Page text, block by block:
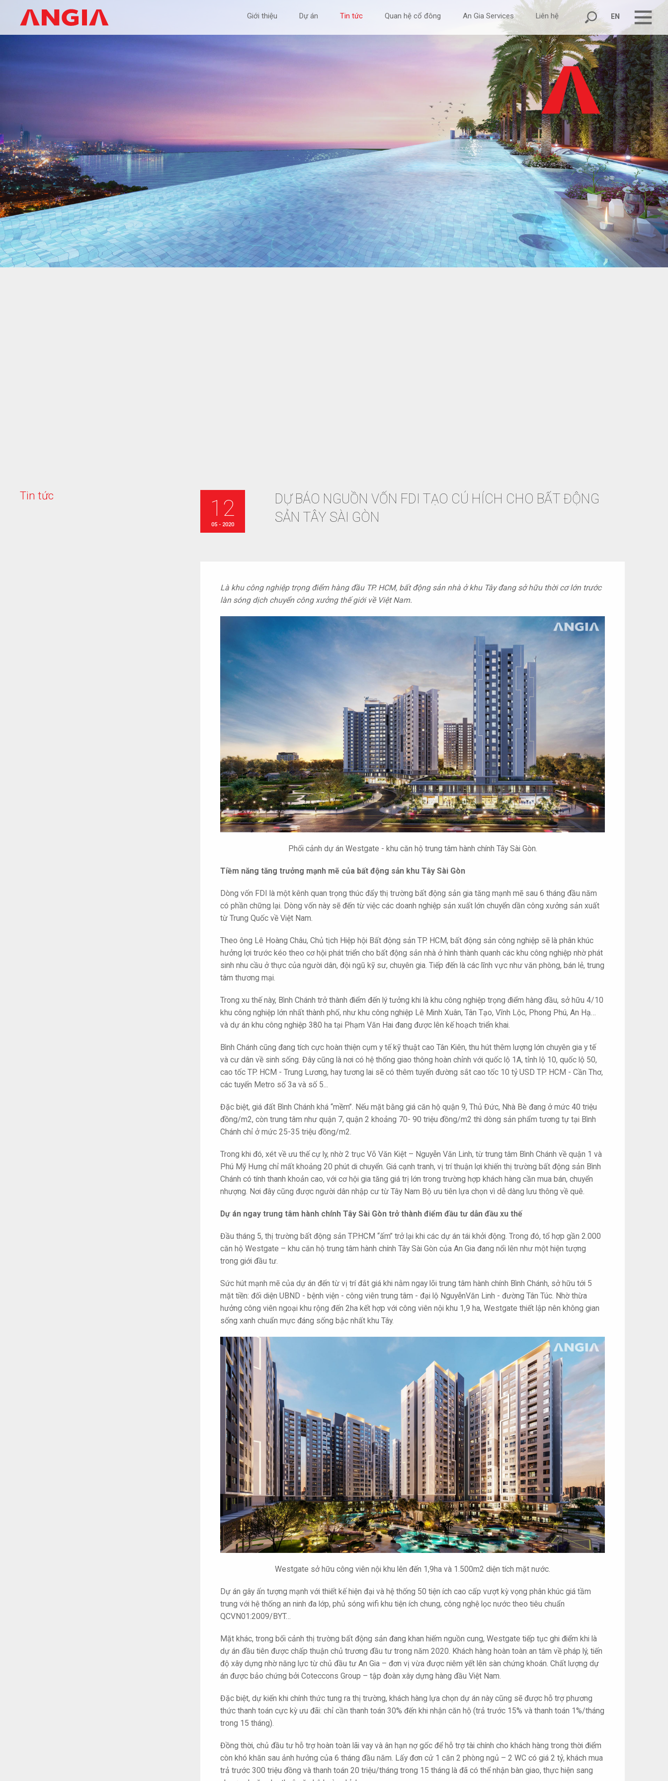
EN
Giới thiệu Dự án Tin tức Quan hệ cổ đông An Gia Services Liên hệ
Tin tức
DỰ BÁO NGUỒN VỐN FDI TẠO CÚ HÍCH CHO BẤT ĐỘNG
SẢN TÂY SÀI GÒN
12
05 - 2020
Là khu công nghiệp trọng điểm hàng đầu TP. HCM, bất động sản nhà ở khu Tây đang sở hữu thời cơ lớn trước
làn sóng dịch chuyển công xưởng thế giới về Việt Nam.
Phối cảnh dự án Westgate - khu căn hộ trung tâm hành chính Tây Sài Gòn.
Tiềm năng tăng trưởng mạnh mẽ của bất động sản khu Tây Sài Gòn
Dòng vốn FDI là một kênh quan trọng thúc đẩy thị trường bất động sản gia tăng mạnh mẽ sau 6 tháng đầu năm
có phần chững lại. Dòng vốn này sẽ đến từ việc các doanh nghiệp sản xuất lớn chuyển dần công xưởng sản xuất
từ Trung Quốc về Việt Nam.
Theo ông Lê Hoàng Châu, Chủ tịch Hiệp hội Bất động sản TP. HCM, bất động sản công nghiệp sẽ là phân khúc
hưởng lợi trước kéo theo cơ hội phát triển cho bất động sản nhà ở hình thành quanh các khu công nghiệp nhờ phát
sinh nhu cầu ở thực của người dân, đội ngũ kỹ sư, chuyên gia. Tiếp đến là các lĩnh vực như văn phòng, bán lẻ, trung
tâm thương mại.
Trong xu thế này, Bình Chánh trở thành điểm đến lý tưởng khi là khu công nghiệp trọng điểm hàng đầu, sở hữu 4/10
khu công nghiệp lớn nhất thành phố, như khu công nghiệp Lê Minh Xuân, Tân Tạo, Vĩnh Lộc, Phong Phú, An Hạ…
và dự án khu công nghiệp 380 ha tại Phạm Văn Hai đang được lên kế hoạch triển khai.
Bình Chánh cũng đang tích cực hoàn thiện cụm y tế kỹ thuật cao Tân Kiên, thu hút thêm lượng lớn chuyên gia y tế
và cư dân về sinh sống. Đây cũng là nơi có hệ thống giao thông hoàn chỉnh với quốc lộ 1A, tỉnh lộ 10, quốc lộ 50,
cao tốc TP. HCM - Trung Lương, hay tương lai sẽ có thêm tuyến đường sắt cao tốc 10 tỷ USD TP. HCM - Cần Thơ,
các tuyến Metro số 3a và số 5...
Đặc biệt, giá đất Bình Chánh khá “mềm”. Nếu mặt bằng giá căn hộ quận 9, Thủ Đức, Nhà Bè đang ở mức 40 triệu
đồng/m2, còn trung tâm như quận 7, quận 2 khoảng 70- 90 triệu đồng/m2 thì dòng sản phẩm tương tự tại Bình
Chánh chỉ ở mức 25-35 triệu đồng/m2.
Trong khi đó, xét về ưu thế cự ly, nhờ 2 trục Võ Văn Kiệt – Nguyễn Văn Linh, từ trung tâm Bình Chánh về quận 1 và
Phú Mỹ Hưng chỉ mất khoảng 20 phút di chuyển. Giá cạnh tranh, vị trí thuận lợi khiến thị trường bất động sản Bình
Chánh có tính thanh khoản cao, với cơ hội gia tăng giá trị lớn trong trường hợp khách hàng cần mua bán, chuyển
nhượng. Nơi đây cũng được người dân nhập cư từ Tây Nam Bộ ưu tiên lựa chọn vì dễ dàng lưu thông về quê.
Dự án ngay trung tâm hành chính Tây Sài Gòn trở thành điểm đầu tư dẫn đầu xu thế
Đầu tháng 5, thị trường bất động sản TP.HCM “ấm” trở lại khi các dự án tái khởi động. Trong đó, tổ hợp gần 2.000
căn hộ Westgate – khu căn hộ trung tâm hành chính Tây Sài Gòn của An Gia đang nổi lên như một hiện tượng
trong giới đầu tư.
Sức hút mạnh mẽ của dự án đến từ vị trí đắt giá khi nằm ngay lõi trung tâm hành chính Bình Chánh, sở hữu tới 5
mặt tiền: đối diện UBND - bệnh viện - công viên trung tâm - đại lộ NguyễnVăn Linh - đường Tân Túc. Nhờ thừa
hưởng công viên ngoại khu rộng đến 2ha kết hợp với công viên nội khu 1,9 ha, Westgate thiết lập nên không gian
sống xanh chuẩn mực đáng sống bậc nhất khu Tây.
Westgate sở hữu công viên nội khu lên đến 1,9ha và 1.500m2 diện tích mặt nước.
Dự án gây ấn tượng mạnh với thiết kế hiện đại và hệ thống 50 tiện ích cao cấp vượt kỳ vọng phân khúc giá tầm
trung với hệ thống an ninh đa lớp, phủ sóng wifi khu tiện ích chung, công nghệ lọc nước theo tiêu chuẩn
QCVN01:2009/BYT…
Mặt khác, trong bối cảnh thị trường bất động sản đang khan hiếm nguồn cung, Westgate tiếp tục ghi điểm khi là
dự án đầu tiên được chấp thuận chủ trương đầu tư trong năm 2020. Khách hàng hoàn toàn an tâm về pháp lý, tiến
độ xây dựng nhờ năng lực từ chủ đầu tư An Gia – đơn vị vừa được niêm yết lên sàn chứng khoán. Chất lượng dự
án được bảo chứng bởi Coteccons Group – tập đoàn xây dựng hàng đầu Việt Nam.
Đặc biệt, dự kiến khi chính thức tung ra thị trường, khách hàng lựa chọn dự án này cũng sẽ được hỗ trợ phương
thức thanh toán cực kỳ ưu đãi: chỉ cần thanh toán 30% đến khi nhận căn hộ (trả trước 15% và thanh toán 1%/tháng
trong 15 tháng).
Đồng thời, chủ đầu tư hỗ trợ hoàn toàn lãi vay và ân hạn nợ gốc để hỗ trợ tài chính cho khách hàng trong thời điểm
còn khó khăn sau ảnh hưởng của 6 tháng đầu năm. Lấy đơn cử 1 căn 2 phòng ngủ – 2 WC có giá 2 tỷ, khách mua
trả trước 300 triệu đồng và thanh toán 20 triệu/tháng trong 15 tháng là đã có thể nhận bàn giao, thực hiện sang